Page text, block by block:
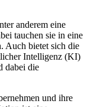
anderem eine
tauchen sie in eine
Auch bietet sich die
Intelligenz (KI)
dabei die
und ihre